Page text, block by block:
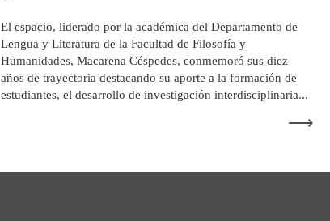
El espacio, liderado por la académica del Departamento de
Lengua y Literatura de la Facultad de Filosofía y
Humanidades, Macarena Céspedes, conmemoró sus diez
años de trayectoria destacando su aporte a la formación de
estudiantes, el desarrollo de investigación interdisciplinaria...
⟶